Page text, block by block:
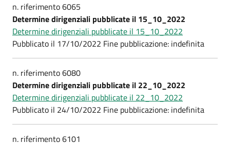
n. riferimento 6065
Determine dirigenziali pubblicate il 15_10_2022
Determine dirigenziali pubblicate il 15_10_2022
Pubblicato il 17/10/2022 Fine pubblicazione: indefinita
n. riferimento 6080
Determine dirigenziali pubblicate il 22_10_2022
Determine dirigenziali pubblicate il 22_10_2022
Pubblicato il 24/10/2022 Fine pubblicazione: indefinita
n. riferimento 6101